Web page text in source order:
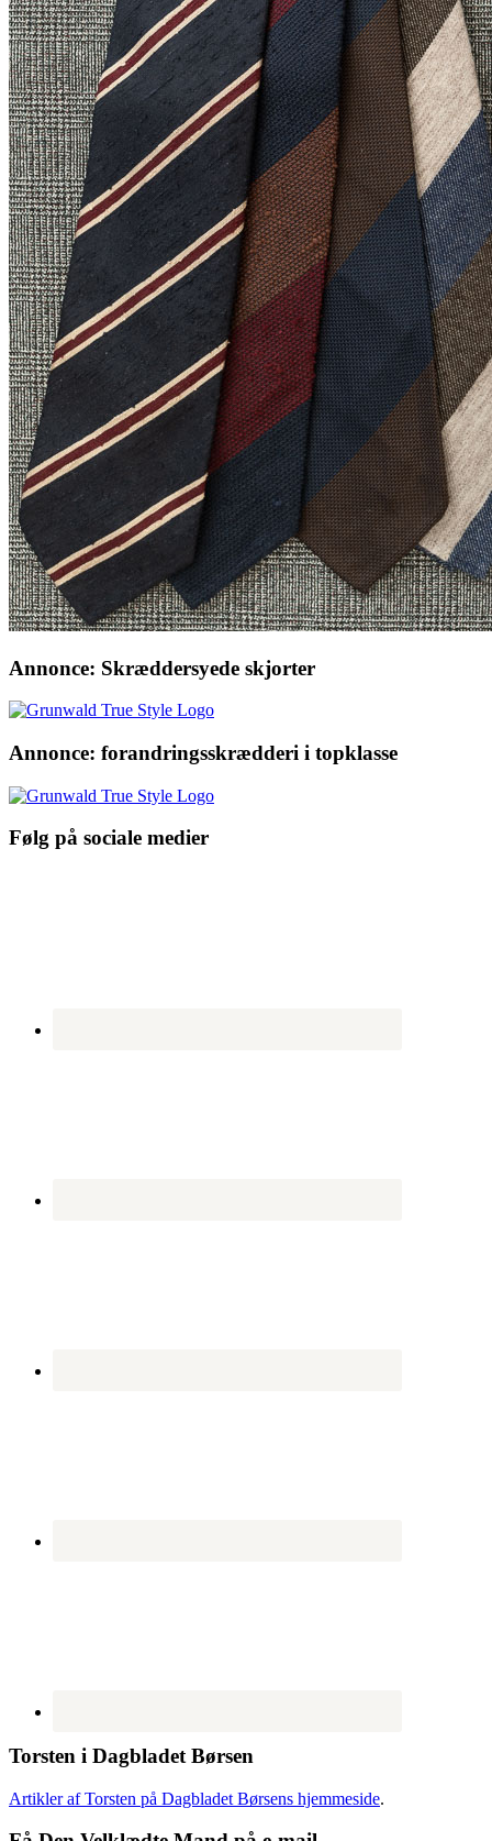
Annonce: Skræddersyede skjorter
Annonce: forandringsskrædderi i topklasse
Følg på sociale medier
Torsten i Dagbladet Børsen
Artikler af Torsten på Dagbladet Børsens hjemmeside.